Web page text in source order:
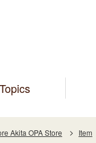
Topics
Akita OPA Store Item